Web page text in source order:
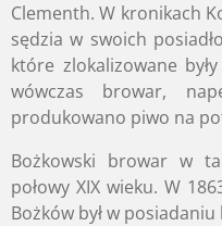
Clementh. W kronikach
sędzia w swoich
które zlokalizowane
wówczas browar,
produkowano piwo na
Bożkowski browar w
połowy XIX wieku. W
Bożków był w